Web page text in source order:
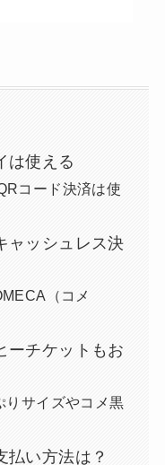
は使える
コード決済は使
ャッシュレス決
（コメ
ーチケットもお
りサイズやコメ黒
払い方法は？